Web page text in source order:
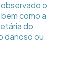
o
como a
do
danoso ou